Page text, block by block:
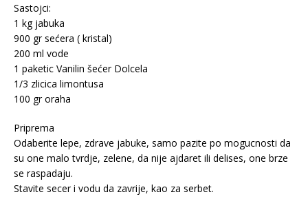
Sastojci:
1 kg jabuka
900 gr sećera ( kristal)
200 ml vode
1 paketic Vanilin šećer Dolcela
1/3 zlicica limontusa
100 gr oraha
Priprema
Odaberite lepe, zdrave jabuke, samo pazite po mogucnosti da
su one malo tvrdje, zelene, da nije ajdaret ili delises, one brze
se raspadaju.
Stavite secer i vodu da zavrije, kao za serbet.